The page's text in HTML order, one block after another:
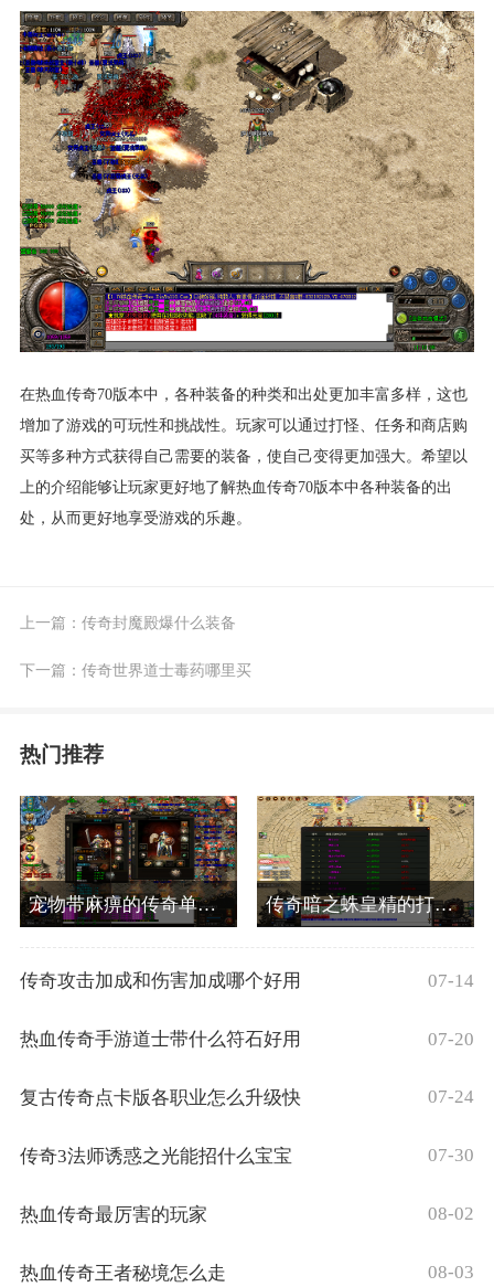
在热血传奇70版本中，各种装备的种类和出处更加丰富多样，这也
增加了游戏的可玩性和挑战性。玩家可以通过打怪、任务和商店购
买等多种方式获得自己需要的装备，使自己变得更加强大。希望以
上的介绍能够让玩家更好地了解热血传奇70版本中各种装备的出
处，从而更好地享受游戏的乐趣。
上一篇： 传奇封魔殿爆什么装备
下一篇： 传奇世界道士毒药哪里买
热门推荐
宠物带麻痹的传奇单职业手游 传奇暗之蛛皇精的打法技巧
传奇攻击加成和伤害加成哪个好用 07-14
热血传奇手游道士带什么符石好用 07-20
复古传奇点卡版各职业怎么升级快 07-24
传奇3法师诱惑之光能招什么宝宝 07-30
热血传奇最厉害的玩家 08-02
热血传奇王者秘境怎么走 08-03